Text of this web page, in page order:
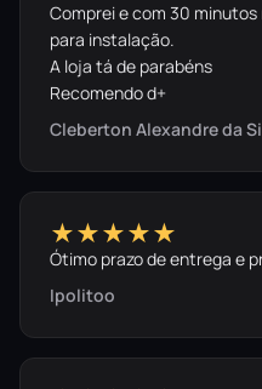
Comprei e com 30
para instalação.
A loja tá de parabéns
Recomendo d+
Cleberton Alexandre da
★★★★★
Ótimo prazo de entrega e
Ipolitoo